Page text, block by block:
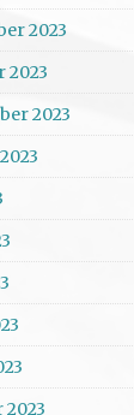
2023
2023
2023
2023